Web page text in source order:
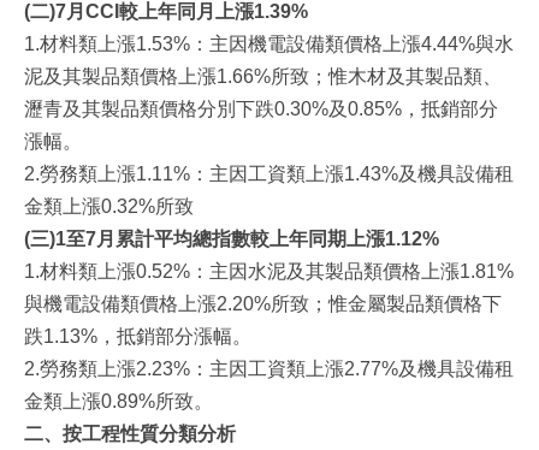
(二)7月 CCI 較上年同月上漲1.39%
1.材料類上漲1.53%：主因機電設備類價格上漲4.44%與水
泥及其製品類價格上漲1.66%所致；惟木材及其製品類、
瀝青及其製品類價格分別下跌0.30%及0.85%，抵銷部分
漲幅。
2.勞務類上漲1.11%：主因工資類上漲1.43%及機具設備租
金類上漲0.32%所致
(三)1至7月累計平均總指數較上年同期上漲1.12%
1.材料類上漲0.52%：主因水泥及其製品類價格上漲1.81%
與機電設備類價格上漲2.20%所致；惟金屬製品類價格下
跌1.13%，抵銷部分漲幅。
2.勞務類上漲2.23%：主因工資類上漲2.77%及機具設備租
金類上漲0.89%所致。
二、按工程性質分類分析